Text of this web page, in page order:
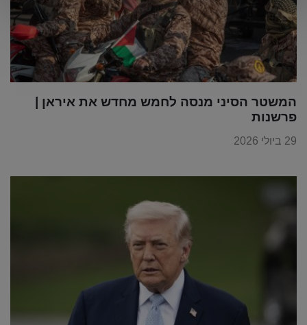
המשטר הסיני מנסה לחמש מחדש את איראן |
פרשנות
29 ביולי 2026